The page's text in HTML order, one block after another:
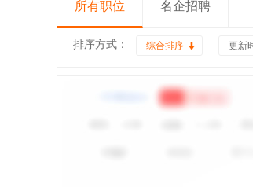
所有职位 名企招聘
排序方式： 综合排序 更新